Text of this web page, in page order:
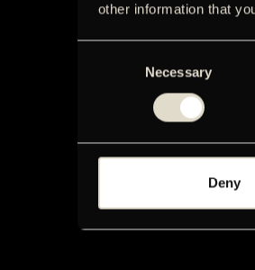
other information that
Necessary
Deny